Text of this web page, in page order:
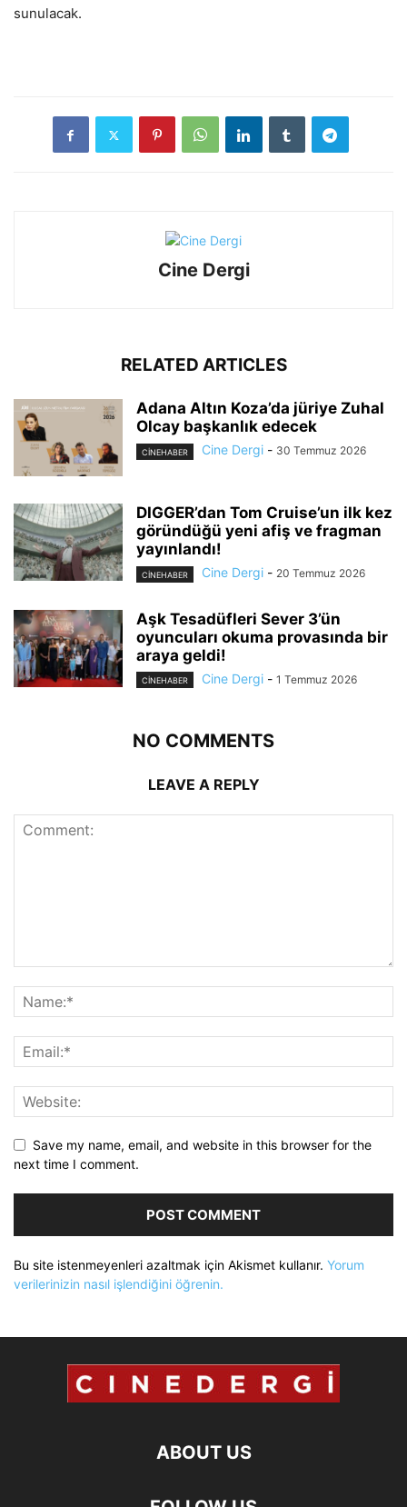
sunulacak.
Cine Dergi
RELATED ARTICLES
Adana Altın Koza’da jüriye Zuhal
Olcay başkanlık edecek
CINEHABER Cine Dergi - 30 Temmuz 2026
DIGGER’dan Tom Cruise’un ilk kez
göründüğü yeni afiş ve fragman
yayınlandı!
CINEHABER Cine Dergi - 20 Temmuz 2026
Aşk Tesadüfleri Sever 3’ün
oyuncuları okuma provasında bir
araya geldi!
CINEHABER Cine Dergi - 1 Temmuz 2026
NO COMMENTS
LEAVE A REPLY
Save my name, email, and website in this browser for the
next time I comment.
Bu site istenmeyenleri azaltmak için Akismet kullanır. Yorum
verilerinizin nasıl işlendiğini öğrenin.
ABOUT US